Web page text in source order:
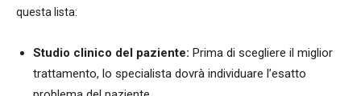
questa lista:
Studio clinico del paziente: Prima di scegliere il miglior
trattamento, lo specialista dovrà individuare l’esatto